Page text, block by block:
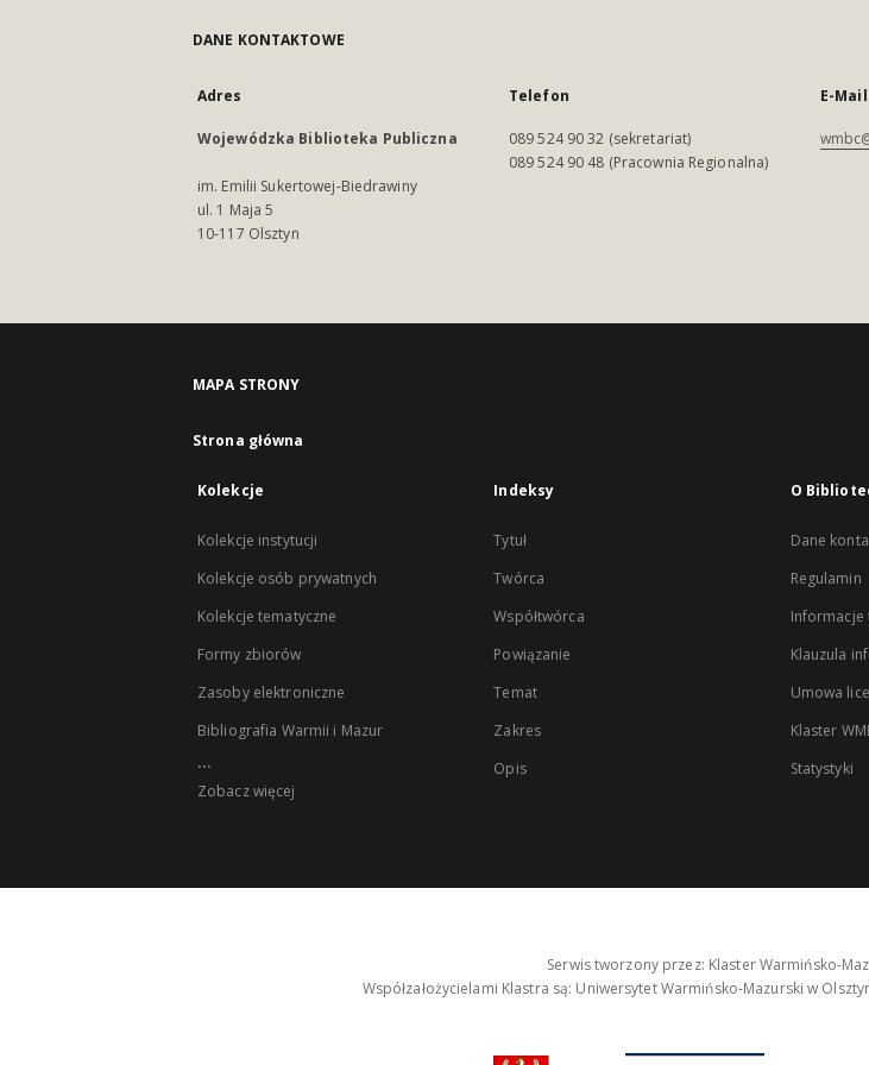
DANE KONTAKTOWE
Adres
Wojewódzka Biblioteka Publiczna
im. Emilii Sukertowej-Biedrawiny
ul. 1 Maja 5
10-117 Olsztyn
Telefon
089 524 90 32 (sekretariat)
089 524 90 48 (Pracownia Regionalna)
E-Mail
MAPA STRONY
Strona główna
Kolekcje
Kolekcje instytucji
Kolekcje osób prywatnych
Kolekcje tematyczne
Formy zbiorów
Zasoby elektroniczne
Bibliografia Warmii i Mazur
...
Zobacz więcej
Indeksy
Tytuł
Twórca
Współtwórca
Powiązanie
Temat
Zakres
Opis
O
Dane
Regulamin
Informacje
Klauzula
Umowa
Klaster
Statystyki
Serwis tworzony przez: Klaster Warmińsko-
Współzałożycielami Klastra są: Uniwersytet Warmińsko-Mazurski w